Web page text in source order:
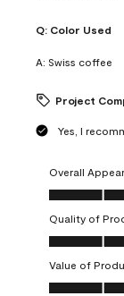
Q: Color Used
A: Swiss coffee
Project
Yes, I
Overall
Overall
Quality of
Quality of
Value of
Value of